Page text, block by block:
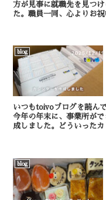
方が見事に就職先を見つ
た。職員一同、心よりお祝い申し上げま
blog
いつもtoivoブログを読ん
今年の年末に、事業所が
成しました。どういった
blog